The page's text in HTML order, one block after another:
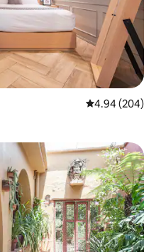
औसत रेटिंग 5 में से
4.94 (204)